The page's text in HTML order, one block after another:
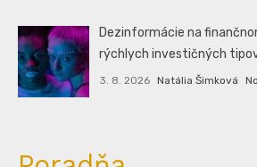
Dezinformácie na
rýchlych investičných
3. 8. 2026 Natália Šimková